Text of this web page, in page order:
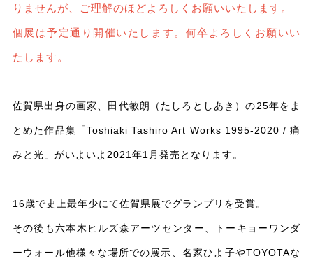
りませんが、ご理解のほどよろしくお願いいたします。
個展は予定通り開催いたします。何卒よろしくお願いい
たします。
佐賀県出身の画家、田代敏朗（たしろとしあき）の25年をま
とめた作品集「Toshiaki Tashiro Art Works 1995-2020 / 痛
みと光」がいよいよ2021年1月発売となります。
16歳で史上最年少にて佐賀県展でグランプリを受賞。
その後も六本木ヒルズ森アーツセンター、トーキョーワンダ
ーウォール他様々な場所での展示、名家ひよ子やTOYOTAな